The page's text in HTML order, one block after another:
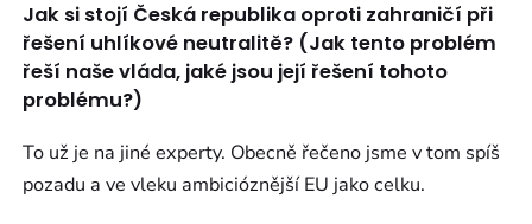
Jak si stojí Česká republika oproti zahraničí při
řešení uhlíkové neutralitě? (Jak tento problém
řeší naše vláda, jaké jsou její řešení tohoto
problému?)
To už je na jiné experty. Obecně řečeno jsme v tom spíš
pozadu a ve vleku ambicióznější EU jako celku.